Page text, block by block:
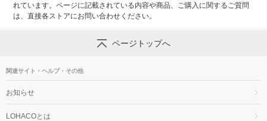
れています。ページに記載されている内容や商品、ご購入に関するご質問
は、直接各ストアにお問い合わせください。
ページトップへ
関連サイト・ヘルプ・その他
お知らせ
LOHACOとは